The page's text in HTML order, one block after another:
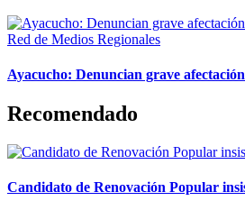
Red de Medios Regionales
Ayacucho: Denuncian grave
Recomendado
Candidato de Renovación Popular